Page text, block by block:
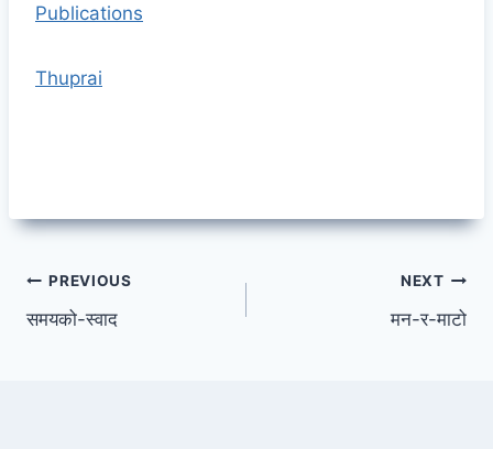
Publications
Thuprai
Post
navigation
PREVIOUS
समयको-स्वाद
NEXT
मन-र-माटो